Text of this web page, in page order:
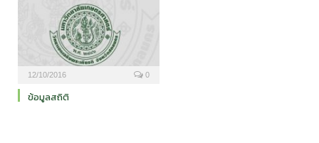
12/10/2016 0
ข้อมูลสถิติ